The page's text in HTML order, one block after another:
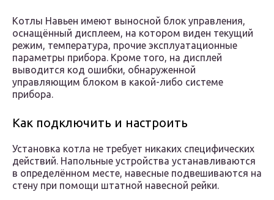
Котлы Навьен имеют выносной блок управления,
оснащённый дисплеем, на котором виден текущий
режим, температура, прочие эксплуатационные
параметры прибора. Кроме того, на дисплей
выводится код ошибки, обнаруженной
управляющим блоком в какой-либо системе
прибора.
Как подключить и настроить
Установка котла не требует никаких специфических
действий. Напольные устройства устанавливаются
в определённом месте, навесные подвешиваются на
стену при помощи штатной навесной рейки.